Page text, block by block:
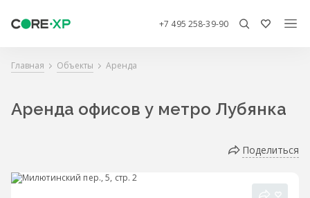
+7 495 258-39-90
Главная Объекты Аренда
Аренда офисов у метро Лубянка
Поделиться